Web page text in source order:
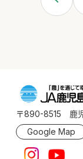
〒890-8515 鹿
Google Map